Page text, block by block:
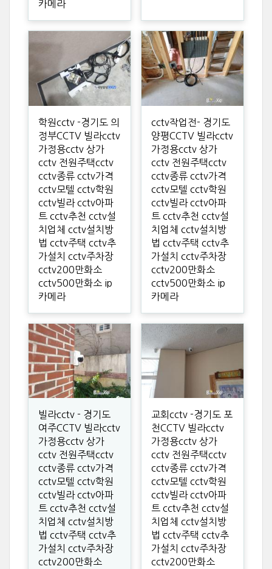
카메라
학원cctv -경기도 의
정부CCTV 빌라cctv
가정용cctv 상가
cctv 전원주택cctv
cctv종류 cctv가격
cctv모텔 cctv학원
cctv빌라 cctv아파
트 cctv추천 cctv설
치업체 cctv설치방
법 cctv주택 cctv추
가설치 cctv주차장
cctv200만화소
cctv500만화소 ip
카메라
cctv작업전- 경기도
양평CCTV 빌라cctv
가정용cctv 상가
cctv 전원주택cctv
cctv종류 cctv가격
cctv모텔 cctv학원
cctv빌라 cctv아파
트 cctv추천 cctv설
치업체 cctv설치방
법 cctv주택 cctv추
가설치 cctv주차장
cctv200만화소
cctv500만화소 ip
카메라
빌라cctv - 경기도
여주CCTV 빌라cctv
가정용cctv 상가
cctv 전원주택cctv
cctv종류 cctv가격
cctv모텔 cctv학원
cctv빌라 cctv아파
트 cctv추천 cctv설
치업체 cctv설치방
법 cctv주택 cctv추
가설치 cctv주차장
cctv200만화소
교회cctv -경기도 포
천CCTV 빌라cctv
가정용cctv 상가
cctv 전원주택cctv
cctv종류 cctv가격
cctv모텔 cctv학원
cctv빌라 cctv아파
트 cctv추천 cctv설
치업체 cctv설치방
법 cctv주택 cctv추
가설치 cctv주차장
cctv200만화소